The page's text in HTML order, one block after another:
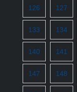
126 127
133 134
140 141
147 148